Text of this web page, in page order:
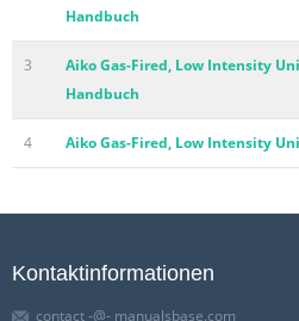
Handbuch
3
Aiko Gas-Fired, Low Intensity
Handbuch
4 Aiko Gas-Fired, Low Intensity
Kontaktinformationen
contact -@- manualsbase.com